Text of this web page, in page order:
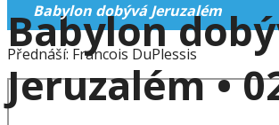
Babylon
Jeruzalém •
Babylon dobývá Jeruzalém
Přednáší: Francois DuPlessis